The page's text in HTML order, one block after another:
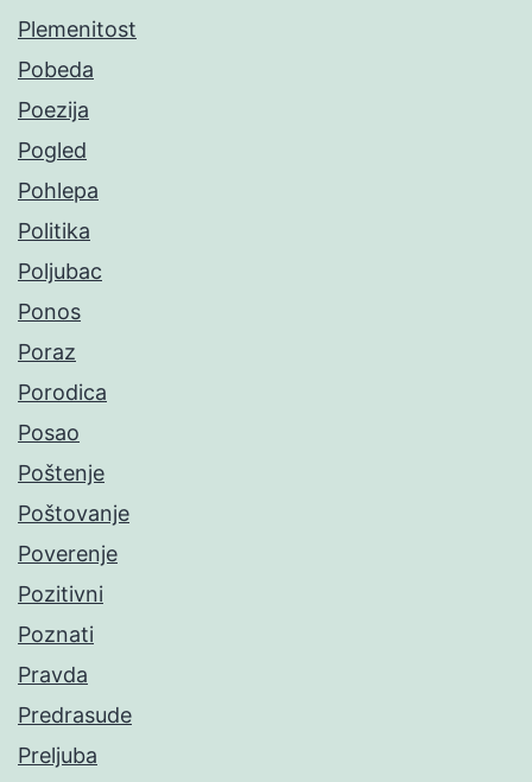
Plemenitost
Pobeda
Poezija
Pogled
Pohlepa
Politika
Poljubac
Ponos
Poraz
Porodica
Posao
Poštenje
Poštovanje
Poverenje
Pozitivni
Poznati
Pravda
Predrasude
Preljuba